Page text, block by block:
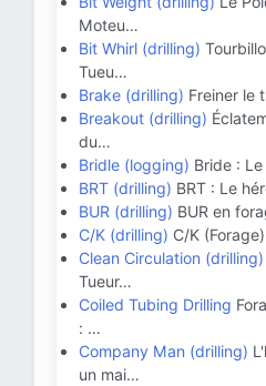
Moteu…
Bit Whirl (drilling)
Tueu…
Brake (drilling) Freiner le
Breakout (drilling)
du…
Bridle (logging) Bride :
BRT (drilling) BRT : Le
BUR (drilling) BUR en
C/K (drilling) C/K
Clean Circulation (drilling)
Tueur…
Coiled Tubing Drilling
: …
Company Man (drilling)
un mai…